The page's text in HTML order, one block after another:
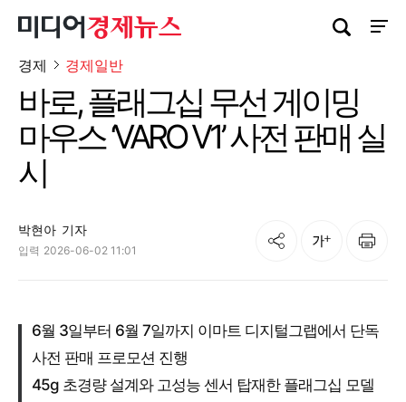
사이
검색창 열기
경제 경제일반
바로, 플래그십 무선 게이밍
마우스 ‘VARO V1’ 사전 판매 실
시
박현아 기자
입력 2026-06-02 11:01
공유 글자크기 인쇄
6월 3일부터 6월 7일까지 이마트 디지털그랩에서 단독
사전 판매 프로모션 진행
45g 초경량 설계와 고성능 센서 탑재한 플래그십 모델